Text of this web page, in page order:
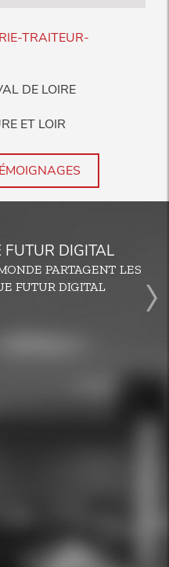
TRAITEUR-
DE LOIRE
ET LOIR
FUTUR DIGITAL
PARTAGENT LES
FUTUR DIGITAL